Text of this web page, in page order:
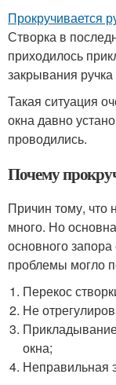
Прокручивается
Створка в
приходилось
закрывания ручка
Такая ситуация
окна давно
проводились.
Почему
Причин тому, что
много. Но
основного
проблемы могло
Перекос
Не
окна;
Неправильная